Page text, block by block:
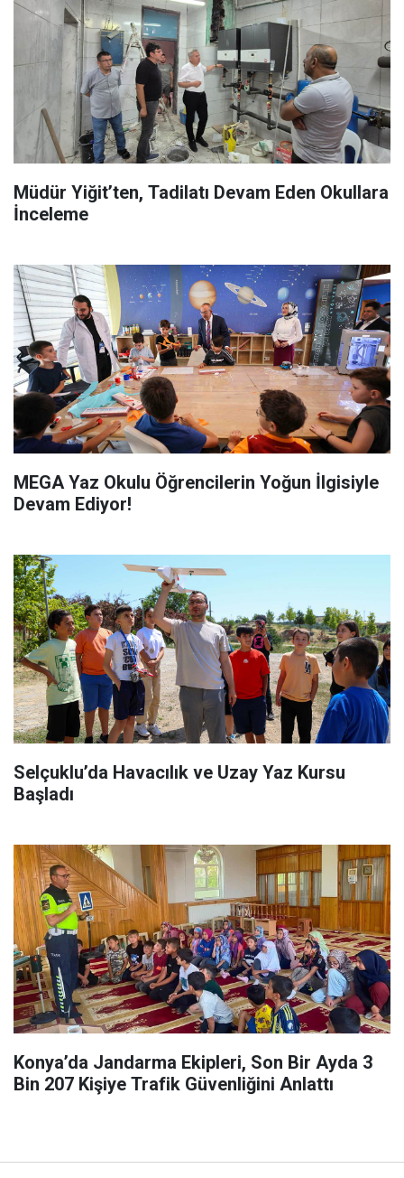
Müdür Yiğit’ten, Tadilatı Devam Eden Okullara
İnceleme
MEGA Yaz Okulu Öğrencilerin Yoğun İlgisiyle
Devam Ediyor!
Selçuklu’da Havacılık ve Uzay Yaz Kursu
Başladı
Konya’da Jandarma Ekipleri, Son Bir Ayda 3
Bin 207 Kişiye Trafik Güvenliğini Anlattı